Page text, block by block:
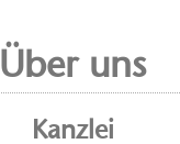
Über uns
Kanzlei